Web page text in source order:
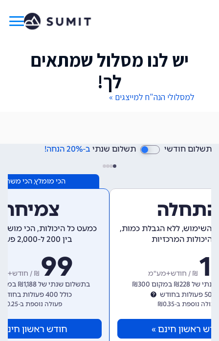
יש לנו מסלול שמתאים
לך!
למסלולי הנה"ח למייצגים »